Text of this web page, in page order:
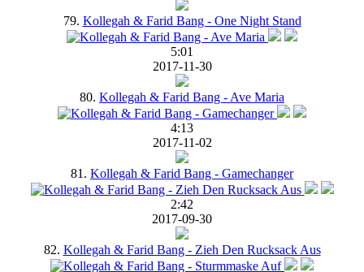
79. Kollegah & Farid Bang - One Night Stand
5:01
2017-11-30
80. Kollegah & Farid Bang - Ave Maria
4:13
2017-11-02
81. Kollegah & Farid Bang - Gamechanger
2:42
2017-09-30
82. Kollegah & Farid Bang - Zieh Den Rucksack Aus